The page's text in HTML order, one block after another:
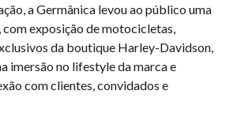
a Germânica levou ao público uma
exposição de motocicletas,
da boutique Harley-Davidson,
imersão no lifestyle da marca e
com clientes, convidados e